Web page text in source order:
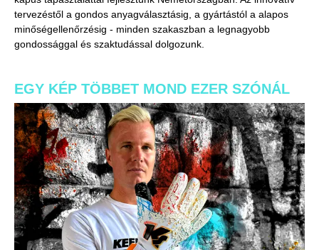
tervezéstől a gondos anyagválasztásig, a gyártástól a alapos
minőségellenőrzésig - minden szakaszban a legnagyobb
gondossággal és szaktudással dolgozunk.
EGY KÉP TÖBBET MOND EZER SZÓNÁL